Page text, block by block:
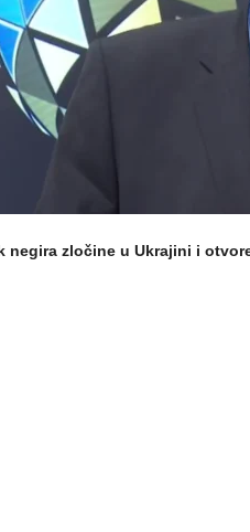
C
U
negira zločine u Ukrajini i